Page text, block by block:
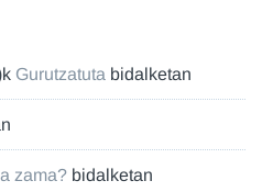
Gurutzatuta bidalketan
zama? bidalketan